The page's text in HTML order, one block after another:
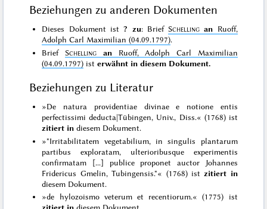
Beziehungen zu anderen Dokumenten
Dieses Dokument ist? zu: BriefSchelling an Ruoff,
Adolph Carl Maximilian (04.09.1797).
Brief Schelling anRuoff, Adolph Carl Maximilian
(04.09.1797) isterwähnt in diesem Dokument.
Beziehungen zu Literatur
»De natura providentiae divinae e notione entis
perfectissimi deducta|Tübingen, Univ., Diss.« (1768) ist
zitiert in diesem Dokument.
»"Irritabilitatem vegetabilium, in singulis plantarum
partibus exploratam, ulterioribusque experimentis
confirmatam [...] publice proponet auctor Johannes
Fridericus Gmelin, Tubingensis."« (1768) istzitiert in
diesem Dokument.
»de hylozoismo veterum et recentiorum.« (1775) ist